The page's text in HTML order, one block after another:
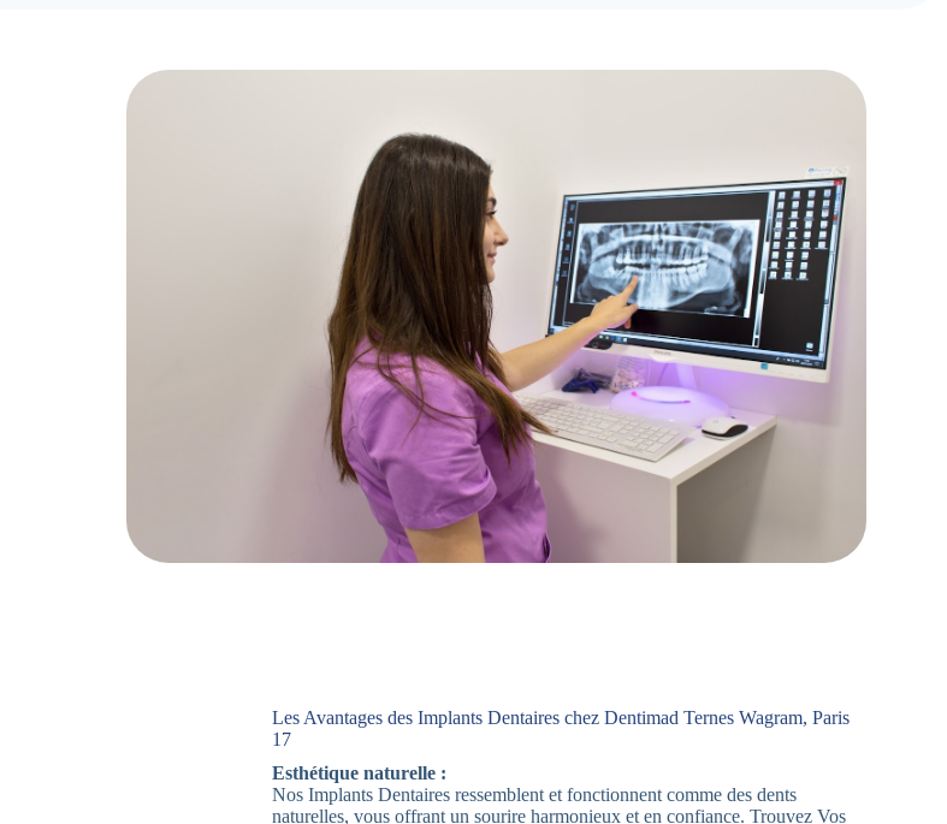
Les Avantages des Implants Dentaires chez Dentimad Ternes Wagram, Paris
17
Esthétique naturelle :
Nos Implants Dentaires ressemblent et fonctionnent comme des dents
naturelles, vous offrant un sourire harmonieux et en confiance. Trouvez Vos